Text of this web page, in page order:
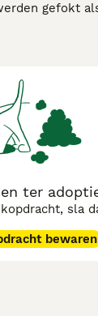
gefokt
in
ter
sla
bewaren